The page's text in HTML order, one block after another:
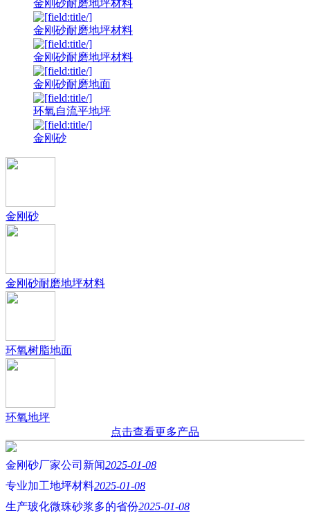
金刚砂耐磨地坪材料
金刚砂耐磨地坪材料
金刚砂耐磨地坪材料
金刚砂耐磨地面
环氧自流平地坪
金刚砂
金刚砂
金刚砂耐磨地坪材料
环氧树脂地面
环氧地坪
点击查看更多产品
金刚砂厂家公司新闻2025-01-08
专业加工地坪材料2025-01-08
生产玻化微珠砂浆多的省份2025-01-08